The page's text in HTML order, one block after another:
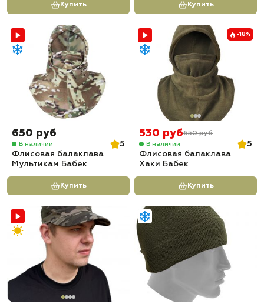
Купить Купить
650 руб
В наличии
5
Флисовая балаклава
Мультикам Бабек
Купить
-18%
530 руб650 руб
В наличии
5
Флисовая балаклава
Хаки Бабек
Купить